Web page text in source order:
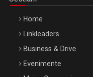
Home
Linkleaders
Business & Drive
Evenimente